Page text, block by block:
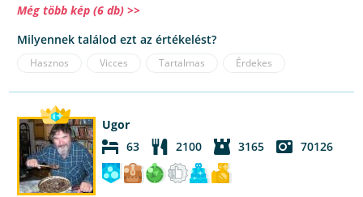
Még több kép (6 db) >>
Milyennek találod ezt az értékelést?
Hasznos Vicces Tartalmas Érdekes
Ugor
63
2100 3165 70126